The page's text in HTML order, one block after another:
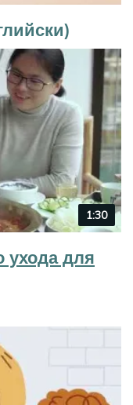
Video
duration
1:30
ухода для